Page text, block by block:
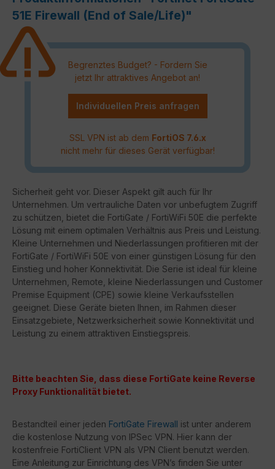
51E Firewall (End of Sale/Life)"
Begrenztes Budget? - Fordern Sie
jetzt Ihr attraktives Angebot an!
Individuellen Preis anfragen
SSL VPN ist ab dem FortiOS 7.6.x
nicht mehr für dieses Gerät verfügbar!
Sicherheit geht vor. Dieser Aspekt gilt auch für Ihr
Unternehmen. Um vertrauliche Daten vor unbefugtem Zugriff
zu schützen, bietet die FortiGate / FortiWiFi 50E die perfekte
Lösung mit einem optimalen Verhältnis aus Preis und Leistung.
Kleine Unternehmen und Niederlassungen profitieren mit der
FortiGate / FortiWiFi 50E von einer günstigen Lösung für den
Einstieg und hoher Konnektivität. Die Serie ist ideal für kleine
Unternehmen, Remote, kleine Niederlassungen und Customer
Premise Equipment (CPE) sowie kleine Verkaufsstellen
geeignet. Diese Geräte bieten Ihnen, im Rahmen dieser
Einsatzgebiete, Netzwerksicherheit sowie Konnektivität und
Leistung zu einem attraktiven Einstiegspreis.
Bitte beachten Sie, dass diese FortiGate keine Reverse
Proxy Funktionalität bietet.
Bestandteil einer jeden FortiGate Firewall ist unter anderem
die kostenlose Nutzung von IPSec VPN. Hier kann der
kostenfreie FortiClient VPN als VPN Client benutzt werden.
Eine Anleitung zur Einrichtung des VPN’s finden Sie unter